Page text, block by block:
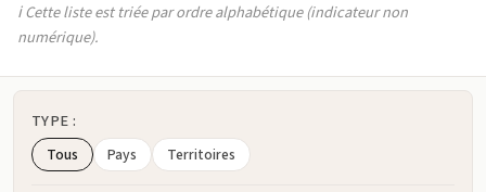
ℹ️ Cette liste est triée par ordre alphabétique (indicateur non
numérique).
TYPE :
Tous Pays Territoires